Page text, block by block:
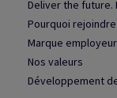
Deliver the future.
Pourquoi
Marque employeur
Nos valeurs
Développement